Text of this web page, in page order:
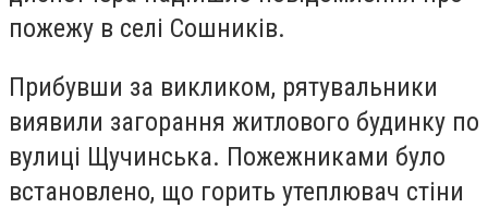
пожежу в селі Сошників.
Прибувши за викликом, рятувальники
виявили загорання житлового будинку по
вулиці Щучинська. Пожежниками було
встановлено, що горить утеплювач стіни